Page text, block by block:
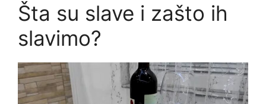
Šta su slave i zašto ih
slavimo?